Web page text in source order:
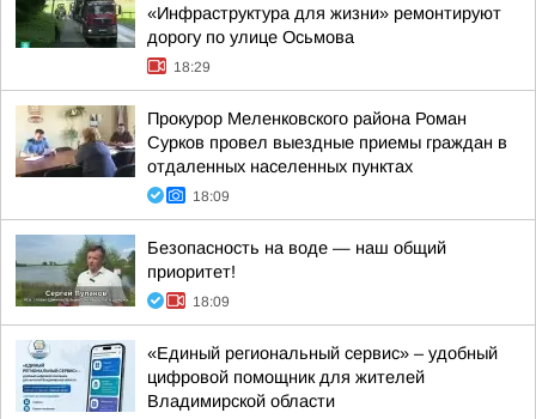
«Инфраструктура для жизни» ремонтируют
дорогу по улице Осьмова
18:29
Прокурор Меленковского района Роман
Сурков провел выездные приемы граждан в
отдаленных населенных пунктах
18:09
Безопасность на воде — наш общий
приоритет!
18:09
«Единый региональный сервис» – удобный
цифровой помощник для жителей
Владимирской области